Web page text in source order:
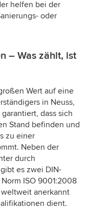
helfen bei der
oder
– Was zählt, ist
Wert auf eine
in Neuss,
dass sich
Stand befinden und
zu einer
Neben der
durch
es zwei DIN-
ISO 9001:2008
weltweit anerkannt
dient.